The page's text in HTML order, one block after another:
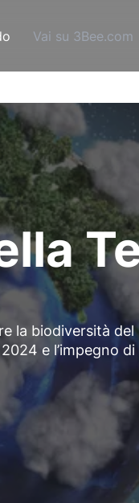
Vai su 3Bee.com
la biodiversità del
e l’impegno di